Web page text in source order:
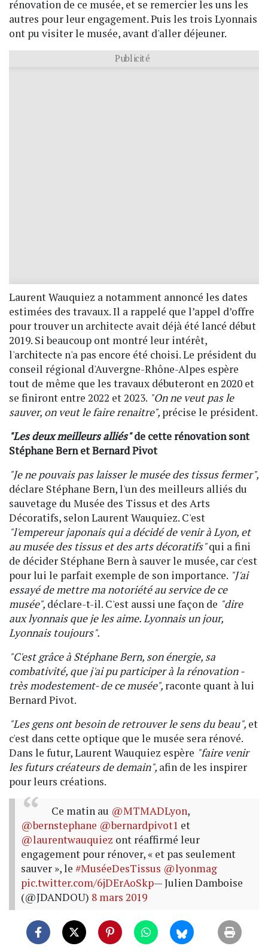
rénovation de ce musée, et se remercier les uns les
autres pour leur engagement. Puis les trois Lyonnais
ont pu visiter le musée, avant d'aller déjeuner.
Publicité
Laurent Wauquiez a notamment annoncé les dates
estimées des travaux. Il a rappelé que l’appel d’offre
pour trouver un architecte avait déjà été lancé début
2019. Si beaucoup ont montré leur intérêt,
l'architecte n'a pas encore été choisi. Le président du
conseil régional d'Auvergne-Rhône-Alpes espère
tout de même que les travaux débuteront en 2020 et
se finiront entre 2022 et 2023. "On ne veut pas le
sauver, on veut le faire renaitre", précise le président.
"Les deux meilleurs alliés"de cette rénovation sont
Stéphane Bern et Bernard Pivot
"Je ne pouvais pas laisser le musée des tissus fermer",
déclare Stéphane Bern, l'un des meilleurs alliés du
sauvetage du Musée des Tissus et des Arts
Décoratifs, selon Laurent Wauquiez. C'est
"l'empereur japonais qui a décidé de venir à Lyon, et
au musée des tissus et des arts décoratifs"qui a fini
de décider Stéphane Bern à sauver le musée, car c'est
pour lui le parfait exemple de son importance. "J'ai
essayé de mettre ma notoriété au service de ce
musée", déclare-t-il. C'est aussi une façon de "dire
aux lyonnais que je les aime. Lyonnais un jour,
Lyonnais toujours".
"C'est grâce à Stéphane Bern, son énergie, sa
combativité, que j'ai pu participer à la rénovation -
très modestement- de ce musée", raconte quant à lui
Bernard Pivot.
"Les gens ont besoin de retrouver le sens du beau", et
c'est dans cette optique que le musée sera rénové.
Dans le futur, Laurent Wauquiez espère "faire venir
les futurs créateurs de demain", afin de les inspirer
pour leurs créations.
Ce matin au @MTMADLyon,
@bernstephane @bernardpivot1 et
@laurentwauquiez ont réaffirmé leur
engagement pour rénover, « et pas seulement
sauver », le #MuséeDesTissus @lyonmag
pic.twitter.com/6jDErAoSkp— Julien Damboise
(@JDANDOU) 8 mars 2019